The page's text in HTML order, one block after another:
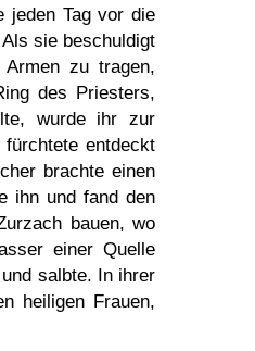
jeden Tag vor die
sie beschuldigt
zu tragen,
des Priesters,
wurde ihr zur
entdeckt
brachte einen
ihn und fand den
bauen, wo
einer Quelle
salbte. In ihrer
heiligen Frauen,